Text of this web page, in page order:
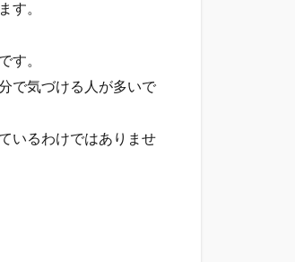
す。
す。
で気づける人が多いで
いるわけではありませ